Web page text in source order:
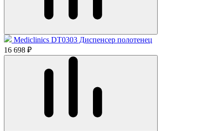
Mediclinics DT0303 Диспенсер полотенец
16 698 ₽